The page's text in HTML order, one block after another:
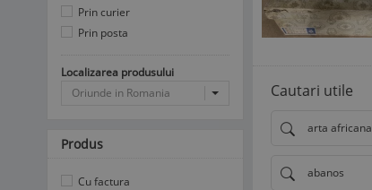
Cautari utile
arta africana
abanos
Prin curier
Prin posta
Localizarea produsului
Oriunde in Romania
Produs
Cu factura